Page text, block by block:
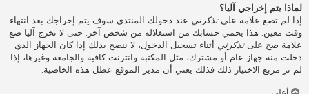
لماذا يتم إخراجي آليا؟
إذا لم تضع علامة علىتذكرني عند دخولك المنتدى سوف يتم إخراجك بعد انتهاء
وقت معين. هذا يحمي حسابك من استغلاله من شخص آخر. حتى لا تخرج آليا ضع
علامة صح علىتذكرني أثناء تسجيل الدخول، لا ننصح بذلك إذا كان الجهاز الذي
دخلت منه جهاز عام أو مشترك، مثل المكتبة وانترنت كافيه والجامعة وغيرها، إذا
لم تر مربع الاختيار ذلك فذلك يعني أن مدير الموقع عطل هذه الخاصية.